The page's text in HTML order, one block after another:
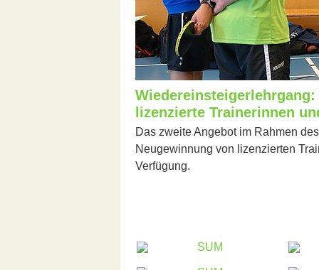
lizenzierte Trainerinnen
Das zweite Angebot im Rahmen
Neugewinnung von lizenzierten
Verfügung.